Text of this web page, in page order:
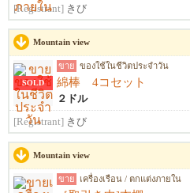
[Registrant] きび
Mountain view
SOLD
ขาย ของใช้ในชีวิตประจำวัน
綿棒 4コセット
２ドル
[Registrant] きび
Mountain view
ขาย เครื่องเรือน / ตกแต่งภายใน